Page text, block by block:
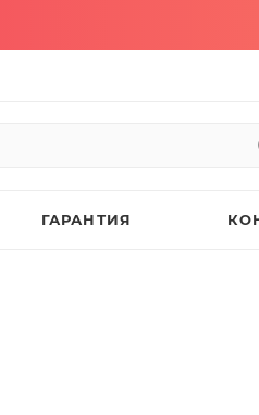
ГАРАНТИЯ